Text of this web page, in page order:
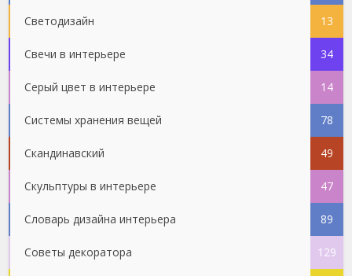
Светодизайн 13
Свечи в интерьере 34
Серый цвет в интерьере 14
Системы хранения вещей 78
Скандинавский 49
Скульптуры в интерьере 47
Словарь дизайна интерьера 89
Советы декоратора 129